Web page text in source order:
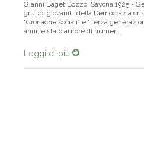
Gianni Baget Bozzo, Savona 1925 -
gruppi giovanili della Democrazia
“Cronache sociali” e “Terza
anni, è stato autore di numer...
Leggi di più